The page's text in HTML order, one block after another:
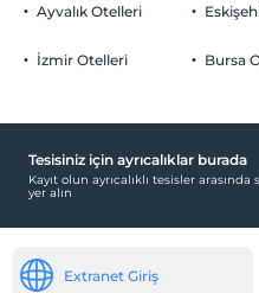
Bahçe
Resepsiyon
2 yaşına kadar olan bebekler
Her bir oda için 2. çocuk 12
Ayvalık Otelleri
İzmir Otelleri Bursa
Tesisiniz için ayrıcalıklar burada
Kayıt olun ayrıcalıklı tesisler arasında
yer alın
Extranet Giriş